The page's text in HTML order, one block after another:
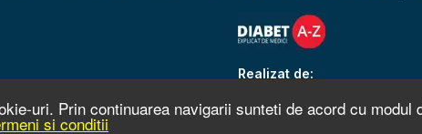
uri. Prin continuarea navigarii sunteti de acord cu modul
si conditii
Realizat de: